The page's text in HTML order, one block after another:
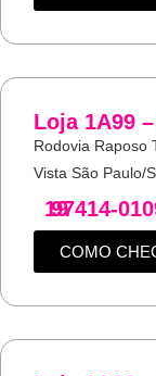
Loja 1A99
Rodovia Raposo
Vista São Paulo/
19
97414-
COMO